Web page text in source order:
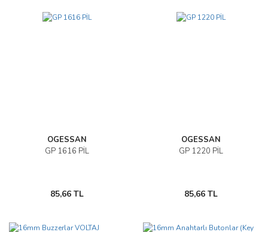
OGESSAN
GP 1616 PİL
85,66 TL
OGESSAN
GP 1220 PİL
85,66 TL